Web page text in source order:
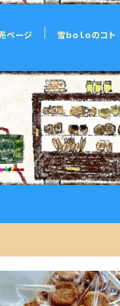
ページ 雪ｂｏｌｏのコト